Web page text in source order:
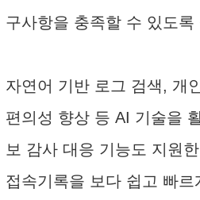
구사항을 충족할 수 있도록
자연어 기반 로그 검색, 개
편의성 향상 등 AI 기술을
보 감사 대응 기능도 지원
접속기록을 보다 쉽고 빠